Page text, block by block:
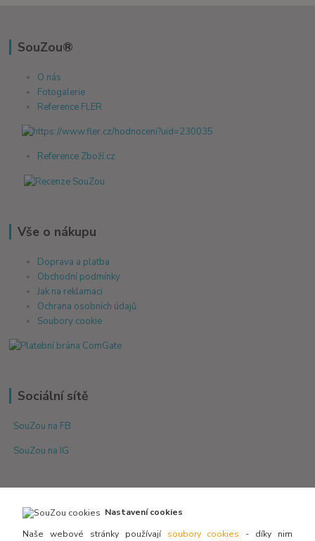
SouZou®
O nás
Fotogalerie
Reference FLER
Reference Zboží.cz
Vše o nákupu
Doprava a platba
Obchodní podmínky
Jak na reklamaci
Ochrana osobních údajů
Soubory cookie
Sociální sítě
SouZou na FB
SouZou na IG
Nastavení cookies
Naše webové stránky používají soubory cookies - díky nim